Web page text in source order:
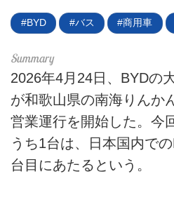
EV
電動キックボード
ライフスタイル
テクノロジー
BYD バス 商用車
2026年4月24日、BYDの
が和歌山県の南海りんか
営業運行を開始した。今
うち1台は、日本国内で
台目にあたるという。